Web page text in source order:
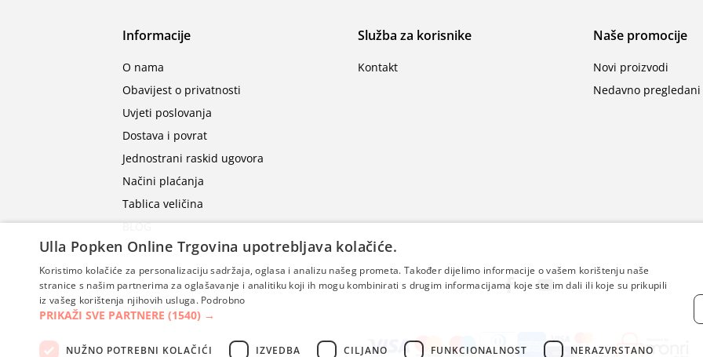
Informacije
O nama
Obavijest o privatnosti
Uvjeti poslovanja
Dostava i povrat
Jednostrani raskid ugovora
Načini plaćanja
Tablica veličina
BLOG
Služba za korisnike
Kontakt
Naše promocije
Novi proizvodi
Nedavno
Ulla Popken Online Trgovina upotrebljava kolačiće.
Koristimo kolačiće za personalizaciju sadržaja, oglasa i analizu našeg prometa. Također dijelimo informacije o vašem korištenju naše
stranice s našim partnerima za oglašavanje i analitiku koji ih mogu kombinirati s drugim informacijama koje ste im dali ili koje su prikupili
iz vašeg korištenja njihovih usluga. Podrobno
PRIKAŽI SVE PARTNERE (1540) →
NUŽNO POTREBNI KOLAČIĆI IZVEDBA CILJANO FUNKCIONALNOST NERAZVRSTANO